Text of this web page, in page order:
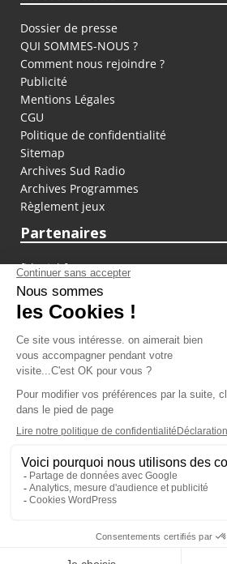
Dossier de presse
QUI SOMMES-NOUS ?
Comment nous rejoindre ?
Publicité
Mentions Légales
CGU
Politique de confidentialité
Sitemap
Archives Sud Radio
Archives Programmes
Règlement jeux
Partenaires
fiducial.fr
lyoncapitale.fr
olympique-et-lyonnais.com
L'application Iphone /
Téléchargez
Les cookies
Gestion des cookies
Crédit photos : ©Sud Radio /
Jacques Pessis